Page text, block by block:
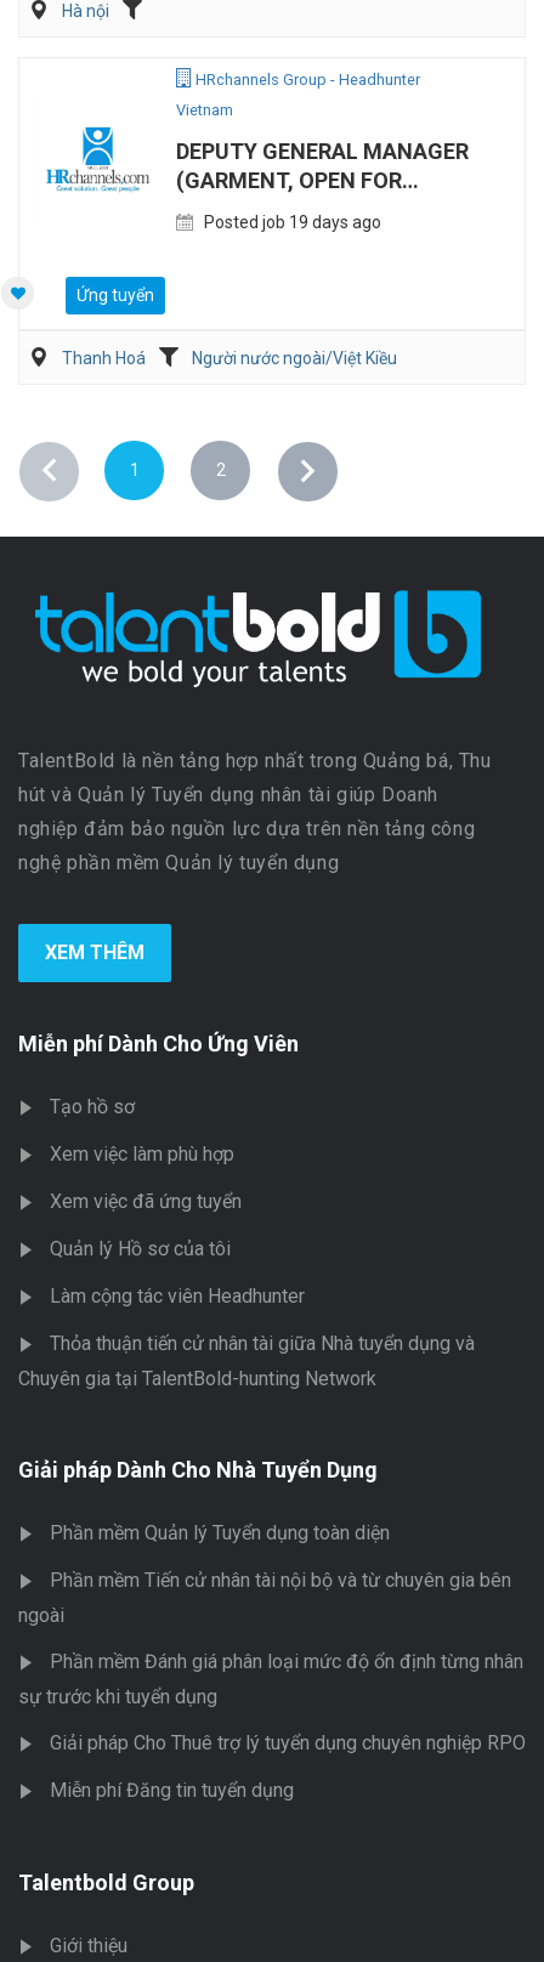
Hà nội
HRchannels Group - Headhunter
Vietnam
DEPUTY GENERAL MANAGER
(GARMENT, OPEN FOR
EXPATS AND VIETNAMESE)
Posted job 19 days ago
Ứng tuyển
Thanh Hoá Người nước ngoài/Việt Kiều
1 2
TalentBold là nền tảng hợp nhất trong Quảng bá, Thu
hút và Quản lý Tuyển dụng nhân tài giúp Doanh
nghiệp đảm bảo nguồn lực dựa trên nền tảng công
nghệ phần mềm Quản lý tuyển dụng
XEM THÊM
Miễn phí Dành Cho Ứng Viên
Tạo hồ sơ
Xem việc làm phù hợp
Xem việc đã ứng tuyển
Quản lý Hồ sơ của tôi
Làm cộng tác viên Headhunter
Thỏa thuận tiến cử nhân tài giữa Nhà tuyển dụng và
Chuyên gia tại TalentBold-hunting Network
Giải pháp Dành Cho Nhà Tuyển Dụng
Phần mềm Quản lý Tuyển dụng toàn diện
Phần mềm Tiến cử nhân tài nội bộ và từ chuyên gia bên
ngoài
Phần mềm Đánh giá phân loại mức độ ổn định từng nhân
sự trước khi tuyển dụng
Giải pháp Cho Thuê trợ lý tuyển dụng chuyên nghiệp RPO
Miễn phí Đăng tin tuyển dụng
Talentbold Group
Giới thiệu